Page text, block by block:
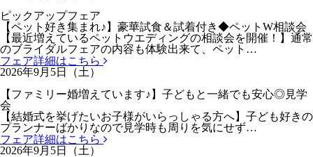
ピックアップフェア
【ペット好き集まれ♪】豪華試食＆試着付き◆ペットW相談会
【最近増えているペットウエディングの相談会を開催！】通常
のブライダルフェアの内容も体験出来て、ペット…
フェア詳細はこちら
2026年9月5日（土）
【ファミリー婚増えています♪】子どもと一緒でも安心◎見学
会
【結婚式を挙げたいお子様がいらっしゃる方へ】子ども好きの
プランナーばかりなので見学時も周りを気にせず…
フェア詳細はこちら
2026年9月5日（土）